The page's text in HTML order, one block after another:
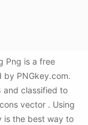
Png is a free
by PNGkey.com.
and classified to
vector . Using
is the best way to